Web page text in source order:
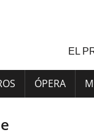
EL
ÓPERA